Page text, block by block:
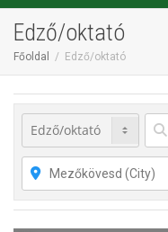
Edző/oktató
Főoldal Edző/oktató